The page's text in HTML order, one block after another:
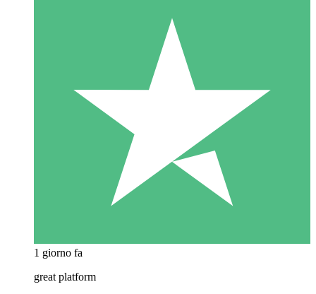
1 giorno fa
great platform